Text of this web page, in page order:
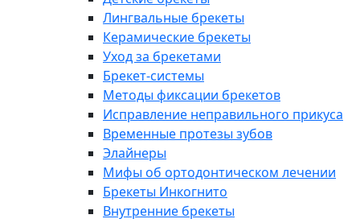
Лингвальные брекеты
Керамические брекеты
Уход за брекетами
Брекет-системы
Методы фиксации брекетов
Исправление неправильного прикуса
Временные протезы зубов
Элайнеры
Мифы об ортодонтическом лечении
Брекеты Инкогнито
Внутренние брекеты